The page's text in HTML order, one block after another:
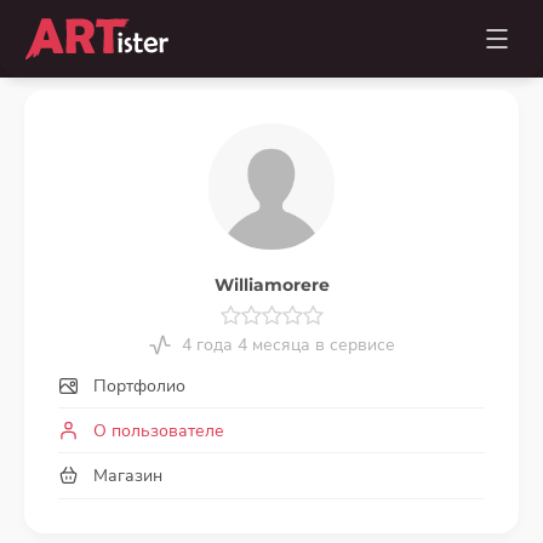
Williamorere
4 года 4 месяца в сервисе
Портфолио
О пользователе
Магазин